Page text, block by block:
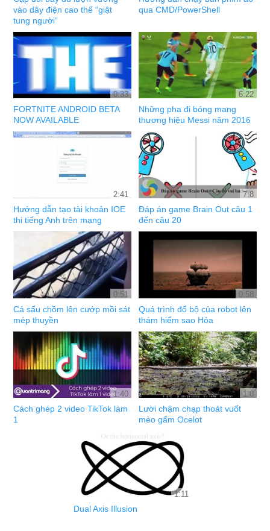
vào dây điện cao thế “giật
tung người“
qua CMD/PowerShell
0:33
FORTNITE ANDROID BETA
NOW AVAILABLE
6:22
Những pha đi bóng mang
thương hiệu Messi năm 2016
2:41
Hướng dẫn tạo tài khoản IOE
thi tiếng Anh trên mạng
7:8
Đáp án game Brain Out câu 1
đến câu 20
0:51
Cá sấu chồm lên cướp mồi sát
mép thuyền
0:58
Quá trình đổ bộ của robot lên
thám hiểm sao Hỏa
1:40
Cách ghép 2 video TikTok làm
1
1:0
Lười chậm chạp thoát vuốt
mèo gấm Ocelot
1:11
Dual Axis Illusion